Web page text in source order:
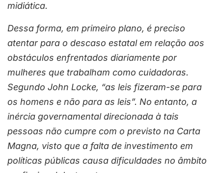
midiática.
Dessa forma, em primeiro plano, é preciso
atentar para o descaso estatal em relação aos
obstáculos enfrentados diariamente por
mulheres que trabalham como cuidadoras.
Segundo John Locke, “as leis fizeram-se para
os homens e não para as leis”. No entanto, a
inércia governamental direcionada à tais
pessoas não cumpre com o previsto na Carta
Magna, visto que a falta de investimento em
políticas públicas causa dificuldades no âmbito